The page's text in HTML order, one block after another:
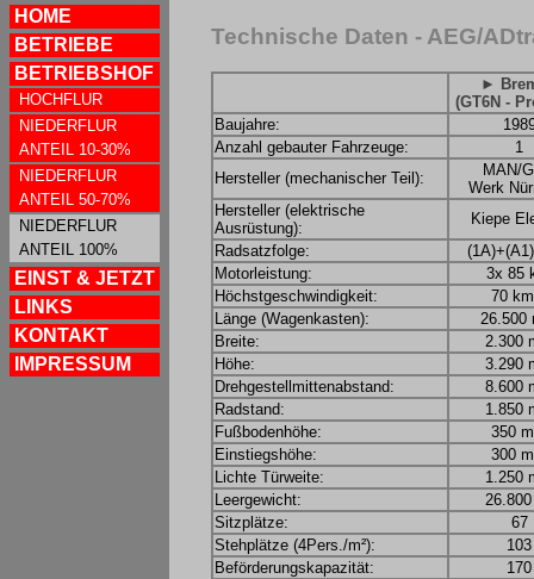
HOME
BETRIEBE
BETRIEBSHOF
HOCHFLUR
NIEDERFLUR
ANTEIL 10-30%
NIEDERFLUR
ANTEIL 50-70%
NIEDERFLUR
ANTEIL 100%
EINST & JETZT
LINKS
KONTAKT
IMPRESSUM
Technische Daten - AEG/
►
(GT6N -
Baujahre:
Anzahl gebauter Fahrzeuge:
1
Hersteller (mechanischer Teil):
MAN/
Werk
Hersteller (elektrische
Ausrüstung):
Kiepe
Radsatzfolge:
Motorleistung:
3x 85
Höchstgeschwindigkeit:
70
Länge (Wagenkasten):
26.500
Breite:
2.300
Höhe:
3.290
Drehgestellmittenabstand:
8.600
Radstand:
1.850
Fußbodenhöhe:
350
Einstiegshöhe:
300
Lichte Türweite:
1.250
Leergewicht:
Sitzplätze:
67
Stehplätze (4Pers./m²):
103
Beförderungskapazität:
170